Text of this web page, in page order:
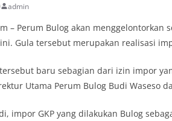
admin
– Perum Bulog akan menggelontorkan
Gula tersebut merupakan realisasi
baru sebagian dari izin impor
Utama Perum Bulog Budi Waseso
impor GKP yang dilakukan Bulog